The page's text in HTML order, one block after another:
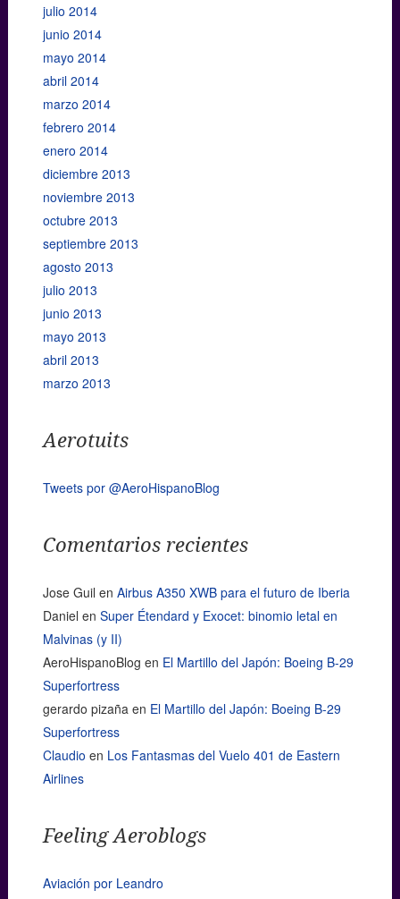
julio 2014
junio 2014
mayo 2014
abril 2014
marzo 2014
febrero 2014
enero 2014
diciembre 2013
noviembre 2013
octubre 2013
septiembre 2013
agosto 2013
julio 2013
junio 2013
mayo 2013
abril 2013
marzo 2013
Aerotuits
Tweets por @AeroHispanoBlog
Comentarios recientes
Jose Guil en Airbus A350 XWB para el futuro de Iberia
Daniel en Super Étendard y Exocet: binomio letal en
Malvinas (y II)
AeroHispanoBlog en El Martillo del Japón: Boeing B-29
Superfortress
gerardo pizaña en El Martillo del Japón: Boeing B-29
Superfortress
Claudio en Los Fantasmas del Vuelo 401 de Eastern
Airlines
Feeling Aeroblogs
Aviación por Leandro